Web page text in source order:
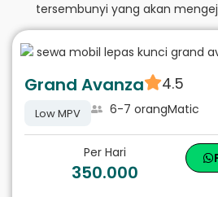
tersembunyi yang akan
Grand Avanza 4.5
Low MPV 6-7 orangMatic
Per Hari
350.000